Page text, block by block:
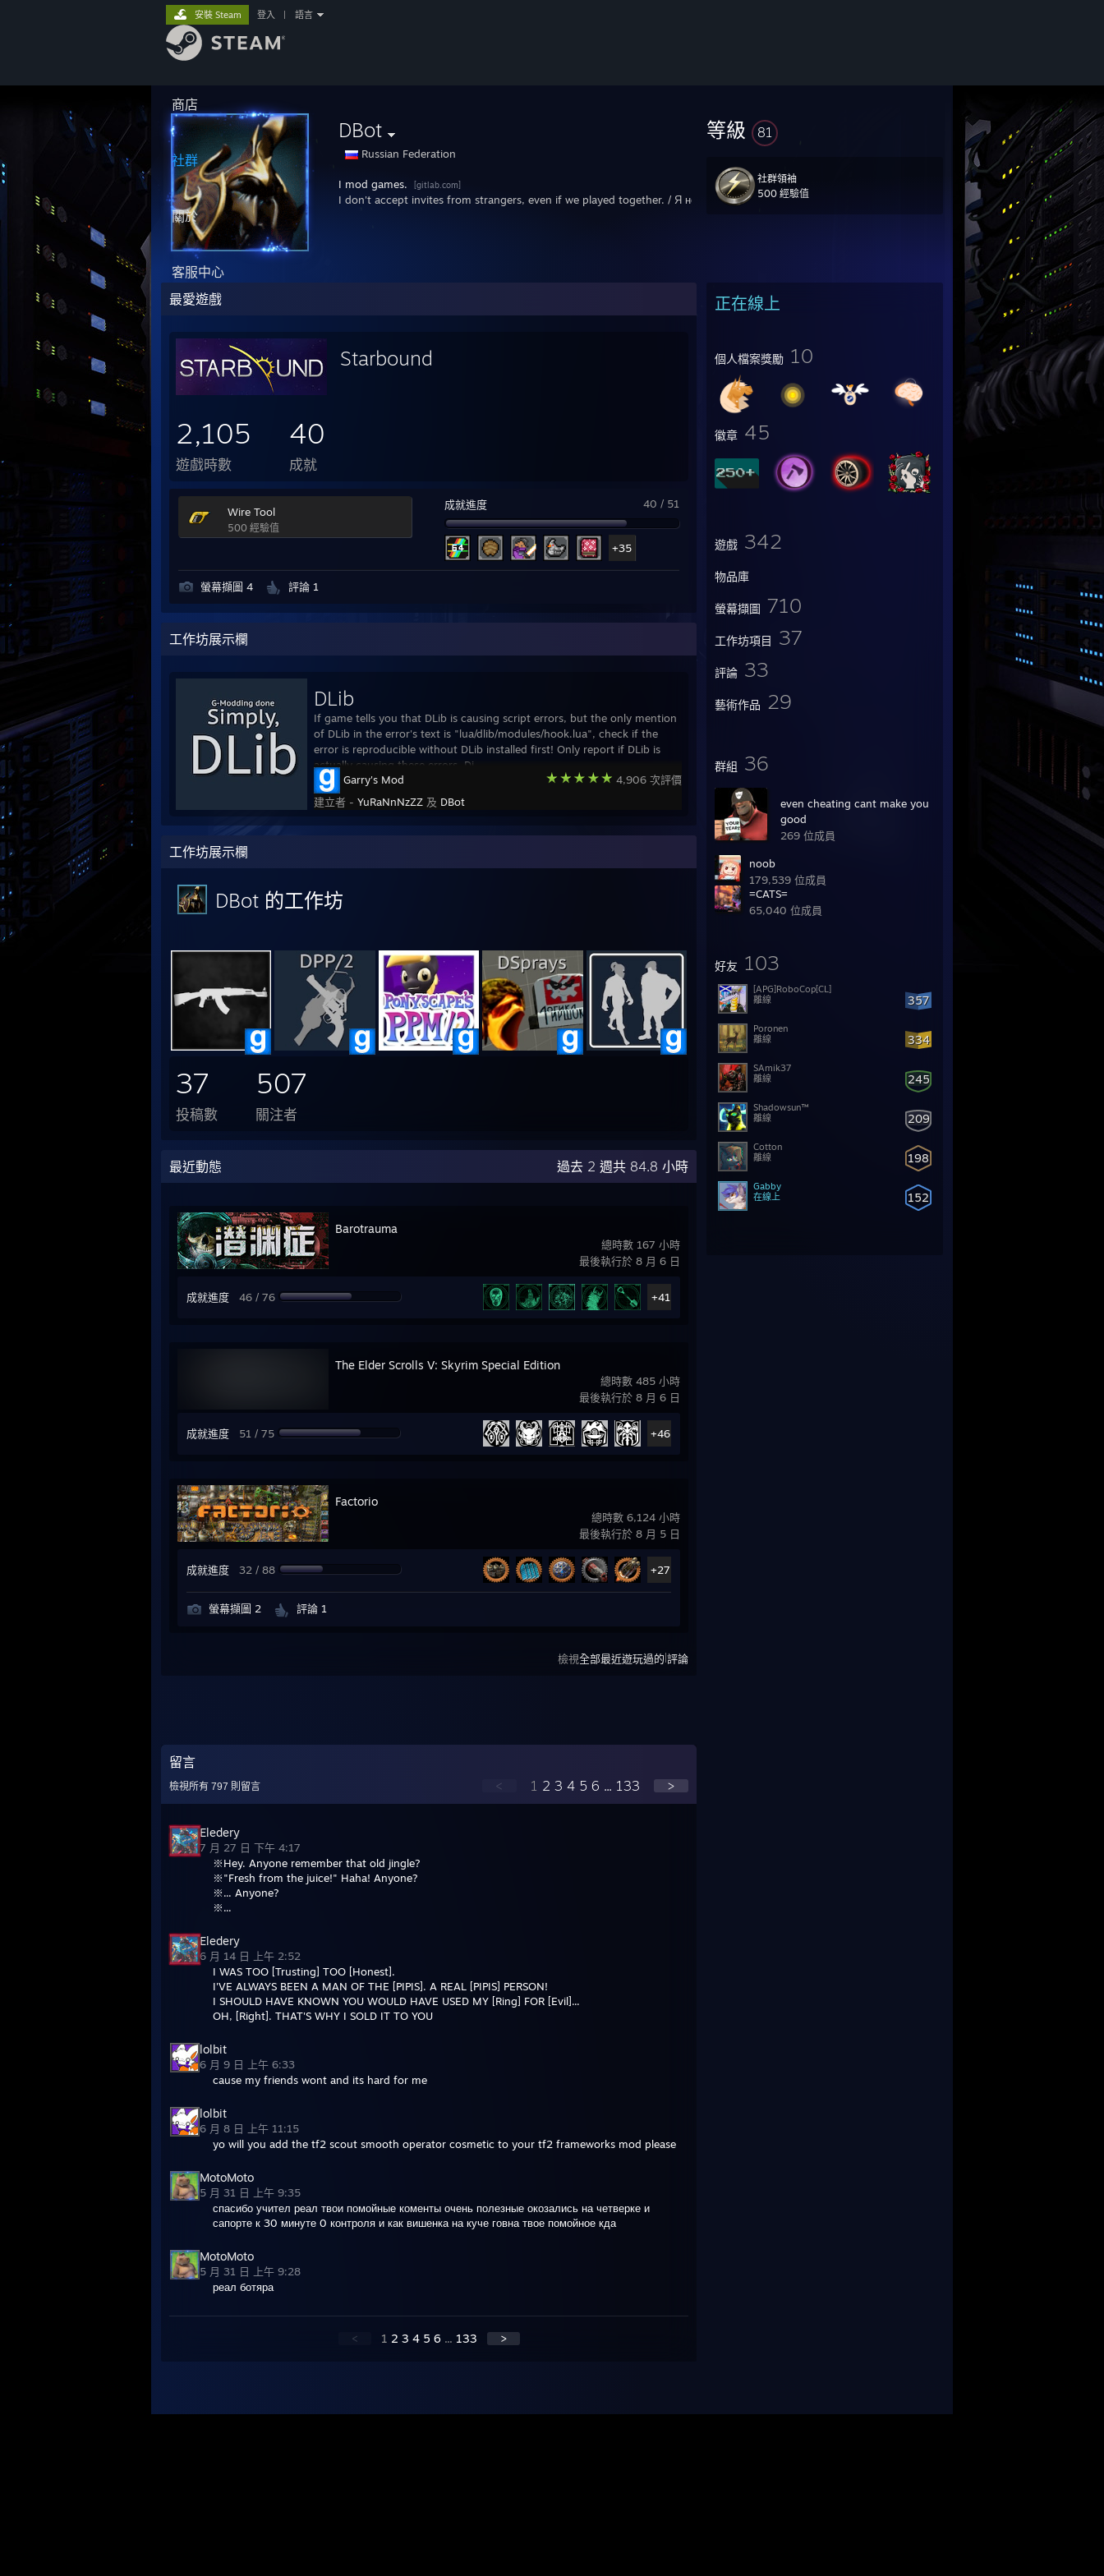
商店
社群
關於
客服中心
安裝 Steam 登入 語言
DBot
Russian Federation
I mod games. [gitlab.com]
I don't accept invites from strangers, even if we played together. / Я не принимаю приглашения от рандомов, даже если мы играли вместе.
等級 81
社群領袖
500 經驗值
正在線上
個人檔案獎勵 10
徽章 45
遊戲 342
物品庫
螢幕擷圖 710
工作坊項目 37
評論 33
藝術作品 29
群組 36
even cheating cant make you
good
269 位成員
noob
179,539 位成員
=CATS=
65,040 位成員
好友 103
357
[APG]RoboCop[CL]
離線
334
Poronen
離線
245
SAmik37
離線
209
Shadowsun™
離線
198
Cotton
離線
152
Gabby
在線上
最愛遊戲
Starbound
2,105
遊戲時數
40
成就
Wire Tool
500 經驗值
成就進度 40 / 51
+35
螢幕擷圖 4 評論 1
工作坊展示欄
DLib
If game tells you that DLib is causing script errors, but the only mention
of DLib in the error's text is "lua/dlib/modules/hook.lua", check if the
error is reproducible without DLib installed first! Only report if DLib is
actually causing these errors. Di
4,906 次評價
Garry's Mod
建立者 - YuRaNnNzZZ 及 DBot
工作坊展示欄
DBot 的工作坊
37
投稿數
507
關注者
最近動態 過去 2 週共 84.8 小時
總時數 167 小時
最後執行於 8 月 6 日
Barotrauma
成就進度 46 / 76 +41
總時數 485 小時
最後執行於 8 月 6 日
The Elder Scrolls V: Skyrim Special Edition
成就進度 51 / 75 +46
總時數 6,124 小時
最後執行於 8 月 5 日
Factorio
成就進度 32 / 88 +27
螢幕擷圖 2 評論 1
檢視全部最近遊玩過的 評論
留言
檢視所有 797 則留言 < 1 2 3 4 5 6 ... 133 >
Eledery
7 月 27 日 下午 4:17
※Hey. Anyone remember that old jingle?
※"Fresh from the juice!" Haha! Anyone?
※... Anyone?
※...
Eledery
6 月 14 日 上午 2:52
I WAS TOO [Trusting] TOO [Honest].
I'VE ALWAYS BEEN A MAN OF THE [PIPIS]. A REAL [PIPIS] PERSON!
I SHOULD HAVE KNOWN YOU WOULD HAVE USED MY [Ring] FOR [Evil]...
OH, [Right]. THAT'S WHY I SOLD IT TO YOU
lolbit
6 月 9 日 上午 6:33
cause my friends wont and its hard for me
lolbit
6 月 8 日 上午 11:15
yo will you add the tf2 scout smooth operator cosmetic to your tf2 frameworks mod please
MotoMoto
5 月 31 日 上午 9:35
спасибо учител реал твои помойные коменты очень полезные окозались на четверке и
сапорте к 30 минуте 0 контроля и как вишенка на куче говна твое помойное кда
MotoMoto
5 月 31 日 上午 9:28
реал ботяра
< 1 2 3 4 5 6 ... 133 >